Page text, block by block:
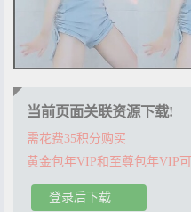
当前页面关联资源下载!
需花费35积分购买
黄金包年VIP和至尊包年VIP可
登录后下载